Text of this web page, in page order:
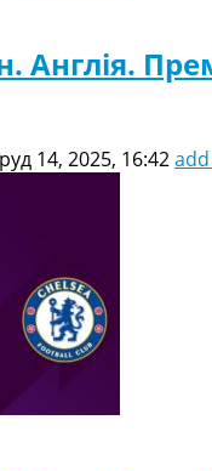
Англія.
14, 2025, 16:42